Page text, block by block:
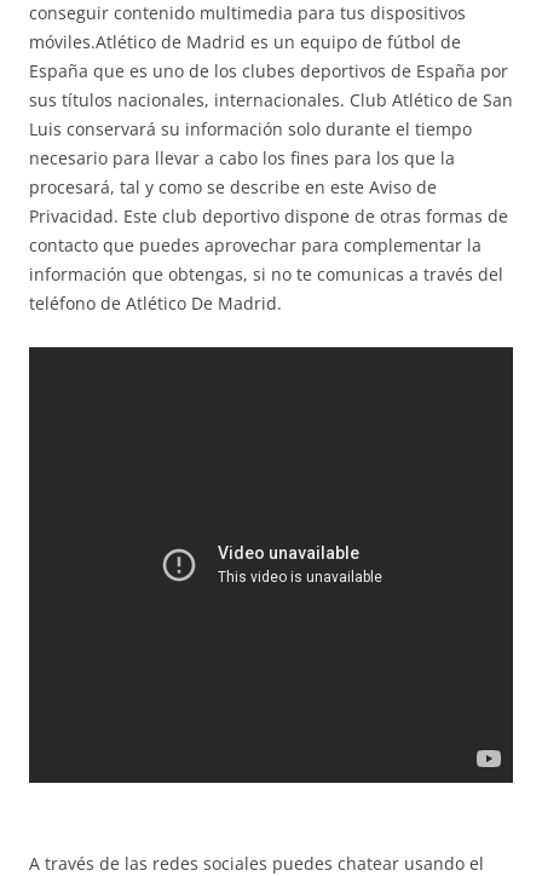
conseguir contenido multimedia para tus dispositivos
móviles.Atlético de Madrid es un equipo de fútbol de
España que es uno de los clubes deportivos de España por
sus títulos nacionales, internacionales. Club Atlético de San
Luis conservará su información solo durante el tiempo
necesario para llevar a cabo los fines para los que la
procesará, tal y como se describe en este Aviso de
Privacidad. Este club deportivo dispone de otras formas de
contacto que puedes aprovechar para complementar la
información que obtengas, si no te comunicas a través del
teléfono de Atlético De Madrid.
A través de las redes sociales puedes chatear usando el